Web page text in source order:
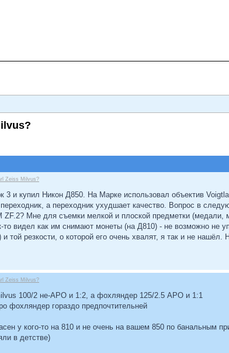
Zeiss Milvus?
3 и купил Никон Д850. На Марке использовал объектив
переходник, а переходник ухудшает качество. Вопрос в
ZF.2? Мне для съемки мелкой и плоской предметки
то видел как им снимают монеты (на Д810) - не возможно не
той резкости, о которой его очень хвалят, я так и не нашёл.
Zeiss Milvus?
100/2 не-АРО и 1:2, а фохляндер 125/2.5 АРО и 1:1
фохляндер гораздо предпочтительней
у кого-то на 810 и не очень на вашем 850 по банальным
в детстве)